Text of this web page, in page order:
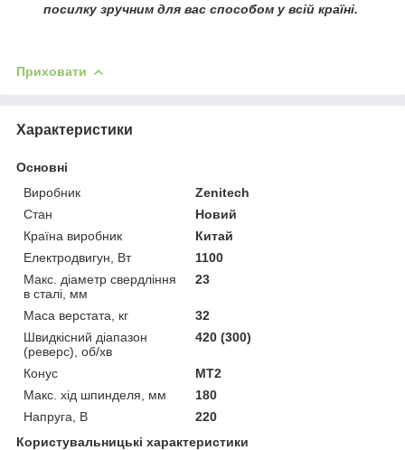
посилку зручним для вас способом у всій країні.
Приховати
Характеристики
Основні
Виробник
Zenitech
Стан
Новий
Країна виробник
Китай
Електродвигун, Вт
1100
Макс. діаметр свердління
в сталі, мм
23
Маса верстата, кг
32
Швидкісний діапазон
(реверс), об/хв
420 (300)
Конус
МТ2
Макс. хід шпинделя, мм
180
Напруга, В
220
Користувальницькі характеристики